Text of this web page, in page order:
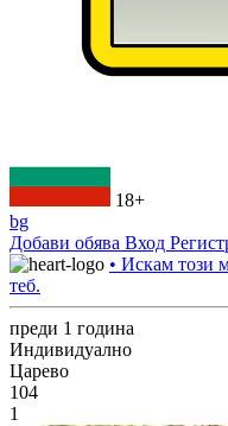
18+
bg
Добави обява Вход
• Искам този
теб.
преди 1 година
Индивидуално
Царево
104
1